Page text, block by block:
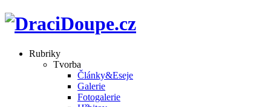
Rubriky
Tvorba
Články&Eseje
Galerie
Fotogalerie